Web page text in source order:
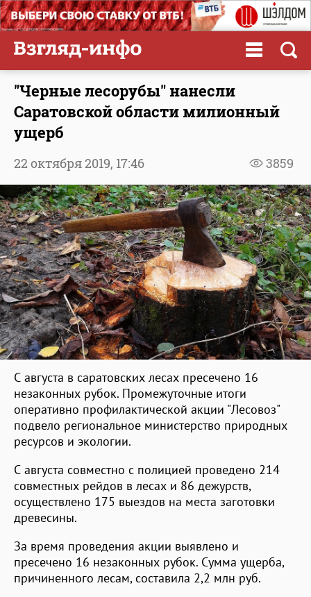
"Черные лесорубы" нанесли
Саратовской области милионный
ущерб
3859
22 октября 2019, 17:46
С августа в саратовских лесах пресечено 16
незаконных рубок. Промежуточные итоги
оперативно профилактической акции "Лесовоз"
подвело региональное министерство природных
ресурсов и экологии.
С августа совместно с полицией проведено 214
совместных рейдов в лесах и 86 дежурств,
осуществлено 175 выездов на места заготовки
древесины.
За время проведения акции выявлено и
пресечено 16 незаконных рубок. Сумма ущерба,
причиненного лесам, составила 2,2 млн руб.